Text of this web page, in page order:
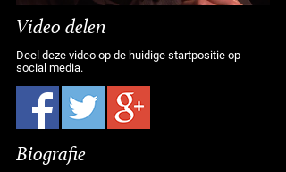
Video delen
Deel deze video op de huidige startpositie op
social media.
Biografie